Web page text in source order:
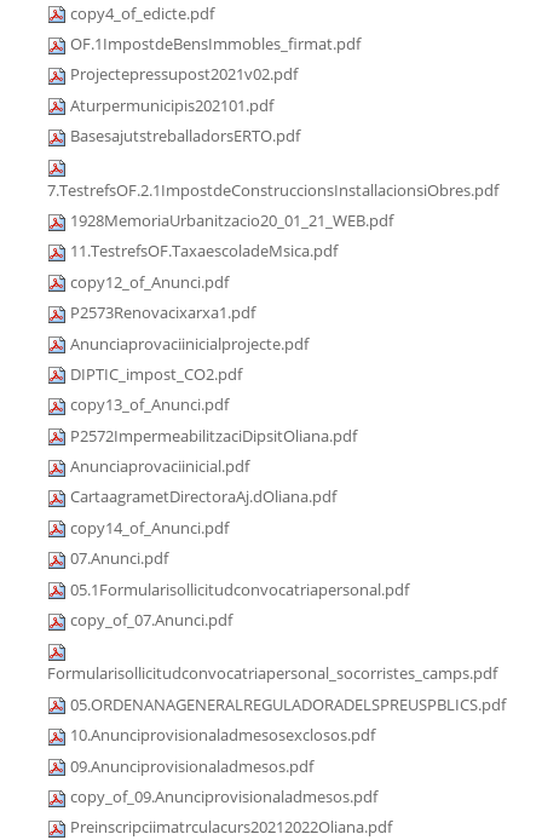
copy4_of_edicte.pdf
OF.1ImpostdeBensImmobles_firmat.pdf
Projectepressupost2021v02.pdf
Aturpermunicipis202101.pdf
BasesajutstreballadorsERTO.pdf
7.TestrefsOF.2.1ImpostdeConstruccionsInstallacionsiObres.pdf
1928MemoriaUrbanitzacio20_01_21_WEB.pdf
11.TestrefsOF.TaxaescoladeMsica.pdf
copy12_of_Anunci.pdf
P2573Renovacixarxa1.pdf
Anunciaprovaciinicialprojecte.pdf
DIPTIC_impost_CO2.pdf
copy13_of_Anunci.pdf
P2572ImpermeabilitzaciDipsitOliana.pdf
Anunciaprovaciinicial.pdf
CartaagrametDirectoraAj.dOliana.pdf
copy14_of_Anunci.pdf
07.Anunci.pdf
05.1Formularisollicitudconvocatriapersonal.pdf
copy_of_07.Anunci.pdf
Formularisollicitudconvocatriapersonal_socorristes_camps.pdf
05.ORDENANAGENERALREGULADORADELSPREUSPBLICS.pdf
10.Anunciprovisionaladmesosexclosos.pdf
09.Anunciprovisionaladmesos.pdf
copy_of_09.Anunciprovisionaladmesos.pdf
Preinscripciimatrculacurs20212022Oliana.pdf